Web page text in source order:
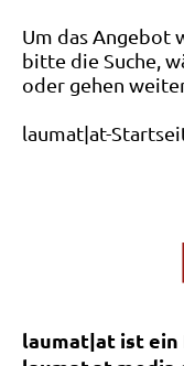
Um das Angebot
bitte die Suche,
oder gehen
laumat|at-
laumat|at ist